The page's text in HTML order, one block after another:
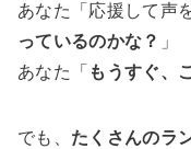
あなた「応援して声
っているのかな？ 」
あなた「 もうすぐ、
でも、 たくさんのラ